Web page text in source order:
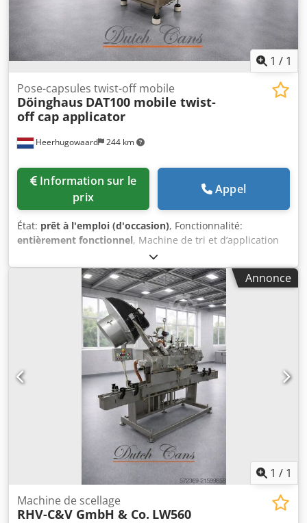
1 / 1
Heerhugowaard 244 km
Pose-capsules twist-off mobile
Döinghaus DAT100 mobile twist-
off cap applicator
prix
Appel
État: prêt à l'emploi (d'occasion), Fonctionnalité:
entièrement fonctionnel, Machine de tri et d’application
automatique de bouchons pour bouteilles, pots, etc.
Djdpozgfdxefx Ap Hskr
Annonce
1 / 1
Machine de scellage
RHV-C&V GmbH & Co. LW560